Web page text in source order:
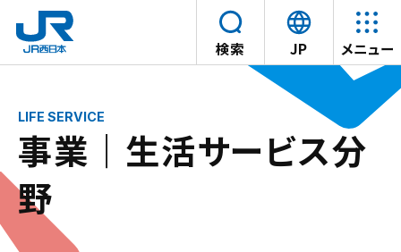
本文へスキップ
検索 JP
言
語
選
択
す
メニュー
事業｜生活サービス分
野